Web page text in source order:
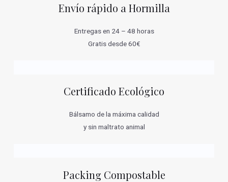
Envío rápido a Hormilla
Entregas en 24 – 48 horas
Gratis desde 60€
Certificado Ecológico
Bálsamo de la máxima calidad
y sin maltrato animal
Packing Compostable